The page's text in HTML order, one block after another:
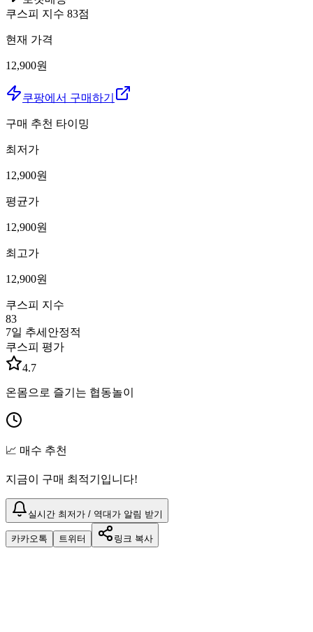
쿠스피 지수 83점
현재 가격
12,900원
쿠팡에서 구매하기
구매 추천 타이밍
최저가
12,900원
평균가
12,900원
최고가
12,900원
쿠스피 지수
83
7일 추세 안정적
쿠스피 평가
4.7
온몸으로 즐기는 협동놀이
📈 매수 추천
지금이 구매 최적기입니다!
실시간 최저가 / 역대가 알림 받기
카카오톡 트위터 링크 복사